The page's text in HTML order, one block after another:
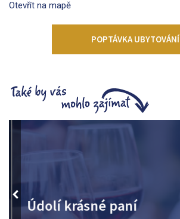
Otevřít na mapě
POPTÁVKA UBYTOVÁNÍ
Údolí krásné paní